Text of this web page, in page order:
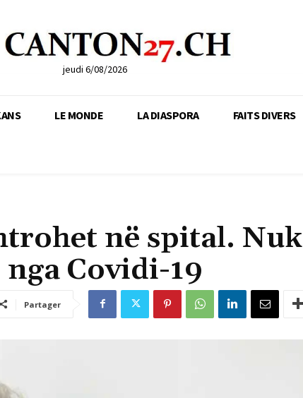
jeudi 6/08/2026
LE MONDE LA DIASPORA FAITS DIVERS
në spital. Nuk
Covidi-19
Partager